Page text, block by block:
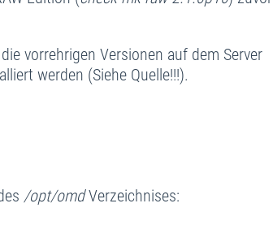
vorrehrigen Versionen auf dem Server
werden (Siehe Quelle!!!).
/opt/omdVerzeichnises: